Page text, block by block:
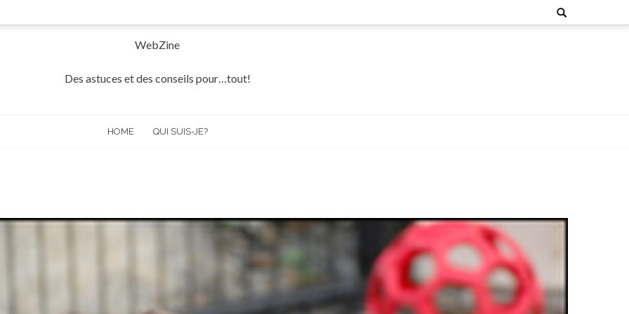
Search
for:
WebZine
Des astuces et des conseils pour…tout!
HOME QUI SUIS-JE?